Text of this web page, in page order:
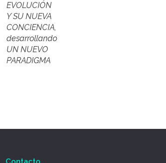
EVOLUCIÓN
Y SU NUEVA
CONCIENCIA,
desarrollando
UN NUEVO
PARADIGMA